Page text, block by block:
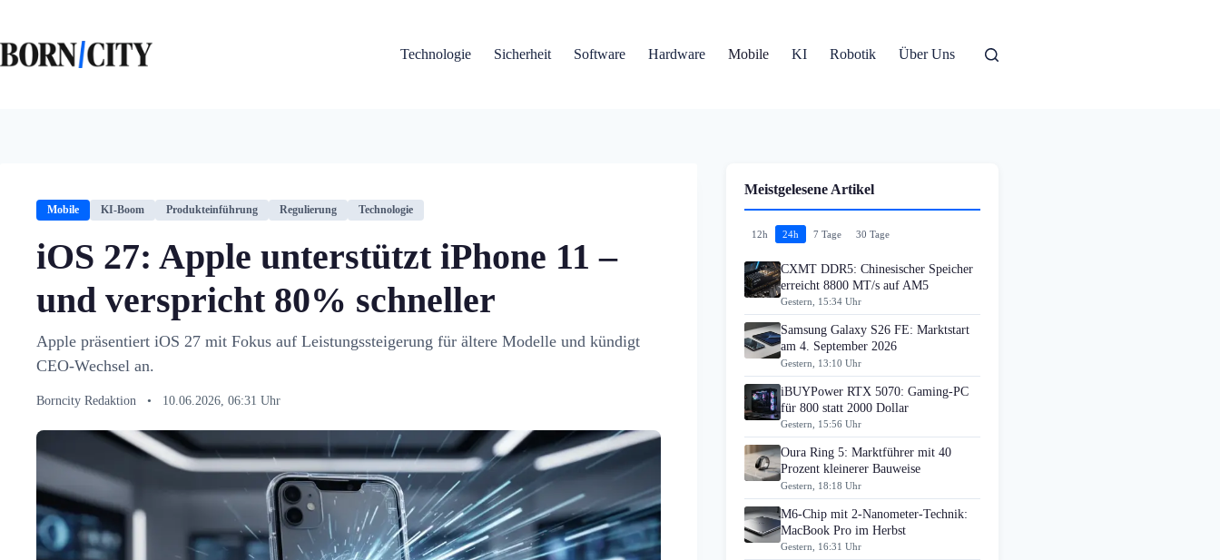
springen
Technologie
Sicherheit Software Hardware Mobile KI Robotik Über Uns
Mobile KI-Boom Produkteinführung Regulierung Technologie
iOS 27: Apple unterstützt iPhone 11 –
und verspricht 80% schneller
Apple präsentiert iOS 27 mit Fokus auf Leistungssteigerung für ältere Modelle und kündigt
CEO-Wechsel an.
Borncity Redaktion • 10.06.2026, 06:31 Uhr
Meistgelesene Artikel
12h 24h 7 Tage 30 Tage
CXMT DDR5: Chinesischer Speicher
erreicht 8800 MT/s auf AM5
Gestern, 15:34 Uhr
Samsung Galaxy S26 FE: Marktstart
am 4. September 2026
Gestern, 13:10 Uhr
iBUYPower RTX 5070: Gaming-PC
für 800 statt 2000 Dollar
Gestern, 15:56 Uhr
Oura Ring 5: Marktführer mit 40
Prozent kleinerer Bauweise
Gestern, 18:18 Uhr
M6-Chip mit 2-Nanometer-Technik:
MacBook Pro im Herbst
Gestern, 16:31 Uhr